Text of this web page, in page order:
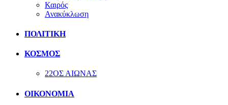
Καιρός
Ανακύκλωση
ΠΟΛΙΤΙΚΗ
ΚΟΣΜΟΣ
22ΟΣ ΑΙΩΝΑΣ
ΟΙΚΟΝΟΜΙΑ